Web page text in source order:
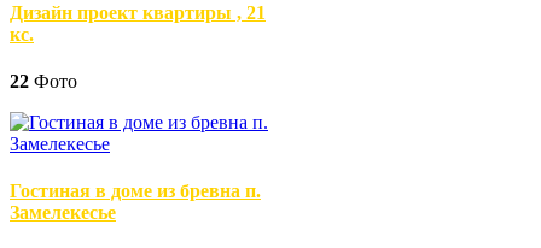
Дизайн проект квартиры , 21
кс.
22 Фото
Гостиная в доме из бревна п.
Замелекесье